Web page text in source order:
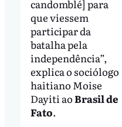
candomblé] para
que viessem
participar da
batalha pela
independência”,
explica o sociólogo
haitiano Moise
Dayiti aoBrasil de
Fato.